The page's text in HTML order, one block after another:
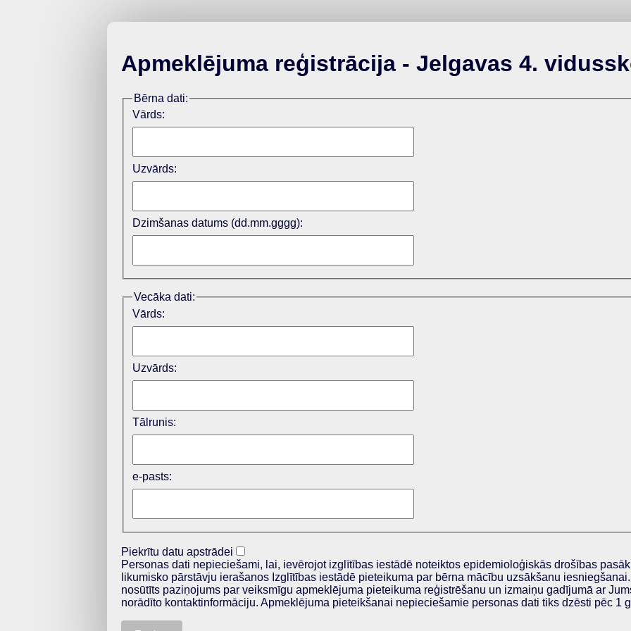
Apmeklējuma reģistrācija - Jelgavas 4.
Bērna dati:
Vārds:
Uzvārds:
Dzimšanas datums (dd.mm.gggg):
Vecāka dati:
Vārds:
Uzvārds:
Tālrunis:
e-pasts:
Piekrītu datu apstrādei
Personas dati nepieciešami, lai, ievērojot izglītības iestādē noteiktos epidemioloģiskās drošības
likumisko pārstāvju ierašanos Izglītības iestādē pieteikuma par bērna mācību uzsākšanu
nosūtīts paziņojums par veiksmīgu apmeklējuma pieteikuma reģistrēšanu un izmaiņu gadījumā ar
norādīto kontaktinformāciju. Apmeklējuma pieteikšanai nepieciešamie personas dati tiks dzēsti pēc 1